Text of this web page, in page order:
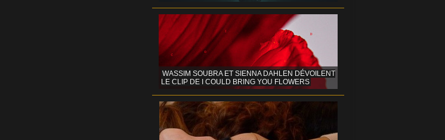
WASSIM SOUBRA ET SIENNA DAHLEN DÉVOILENT
LE CLIP DE I COULD BRING YOU FLOWERS